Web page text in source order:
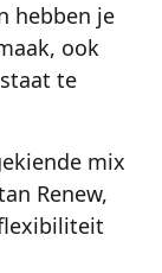
hebben je
ook
te
mix
Renew,
flexibiliteit